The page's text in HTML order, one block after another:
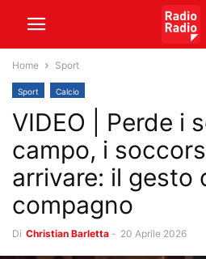
Home Sport
Sport Calcio
VIDEO | Perde i
campo, i
arrivare: il gesto
compagno
Di Christian Barletta - 20 Aprile 2026